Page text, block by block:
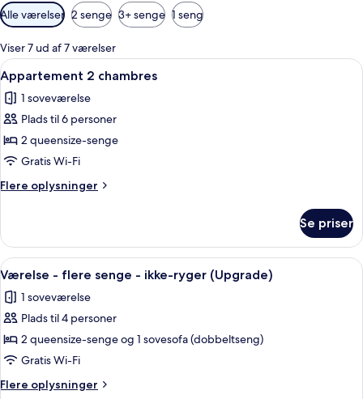
Tilgængelige
filtre
for
værelser
Alle værelser 2 senge 3+ senge 1 seng
Viser 7 ud af 7 værelser
Indlæs
alle
billeder
af
Appartement
2
chambres
Et hotelværelse med en stor seng,
4
Appartement 2 chambres
1 soveværelse
Plads til 6 personer
2 queensize-senge
Gratis Wi-Fi
Flere oplysninger
Flere
2
chambres
Se priser
Indlæs
alle
billeder
af
Værelse
-
flere
Et hotelværelse med seng,
5
Værelse - flere senge - ikke-ryger (Upgrade)
1 soveværelse
Plads til 4 personer
2 queensize-senge og 1 sovesofa (dobbeltseng)
Gratis Wi-Fi
Flere oplysninger
Flere